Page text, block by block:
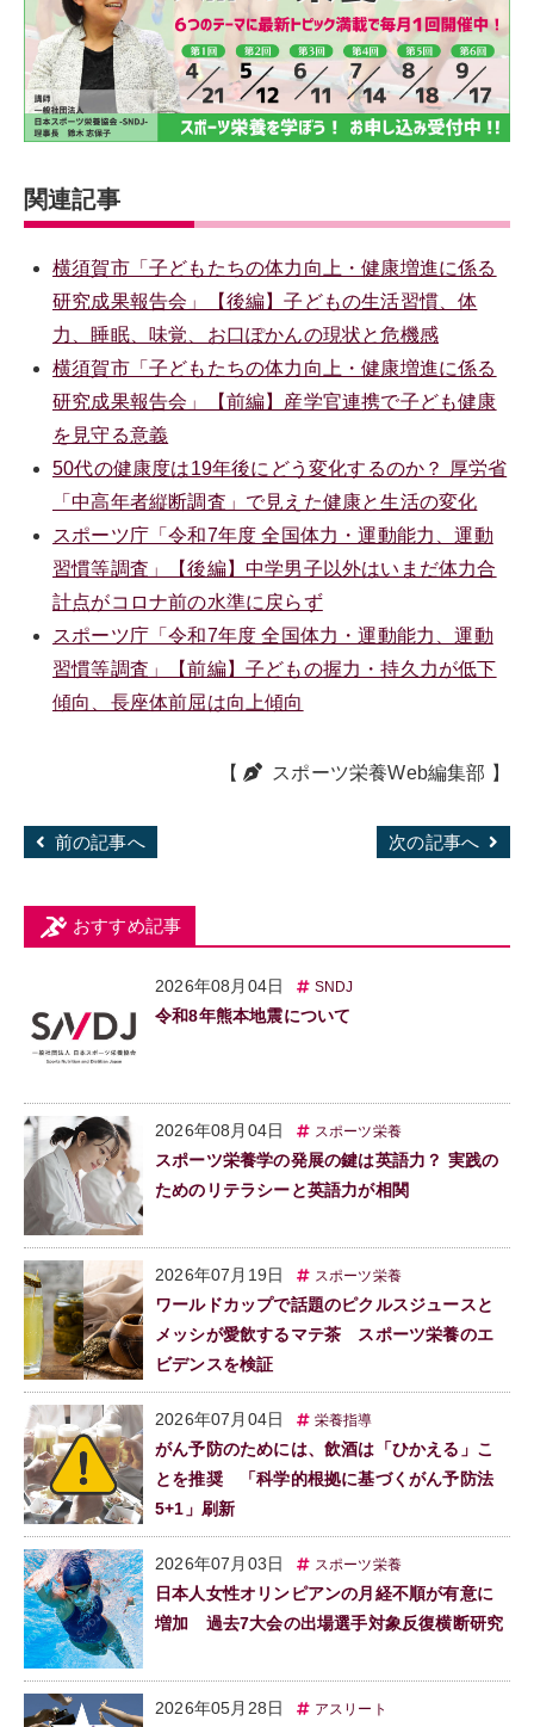
関連記事
横須賀市「子どもたちの体力向上・健康増進に係る
研究成果報告会」【後編】子どもの生活習慣、体
力、睡眠、味覚、お口ぽかんの現状と危機感
横須賀市「子どもたちの体力向上・健康増進に係る
研究成果報告会」【前編】産学官連携で子ども健康
を見守る意義
50代の健康度は19年後にどう変化するのか？ 厚労省
「中高年者縦断調査」で見えた健康と生活の変化
スポーツ庁「令和7年度 全国体力・運動能力、運動
習慣等調査」【後編】中学男子以外はいまだ体力合
計点がコロナ前の水準に戻らず
スポーツ庁「令和7年度 全国体力・運動能力、運動
習慣等調査」【前編】子どもの握力・持久力が低下
傾向、長座体前屈は向上傾向
【 スポーツ栄養Web編集部 】
前の記事へ 次の記事へ
おすすめ記事
2026年08月04日 SNDJ
令和8年熊本地震について
2026年08月04日 スポーツ栄養
スポーツ栄養学の発展の鍵は英語力？ 実践の
ためのリテラシーと英語力が相関
2026年07月19日 スポーツ栄養
ワールドカップで話題のピクルスジュースと
メッシが愛飲するマテ茶 スポーツ栄養のエ
ビデンスを検証
2026年07月04日 栄養指導
がん予防のためには、飲酒は「ひかえる」こ
とを推奨 「科学的根拠に基づくがん予防法
5+1」刷新
2026年07月03日 スポーツ栄養
日本人女性オリンピアンの月経不順が有意に
増加 過去7大会の出場選手対象反復横断研究
2026年05月28日 アスリート